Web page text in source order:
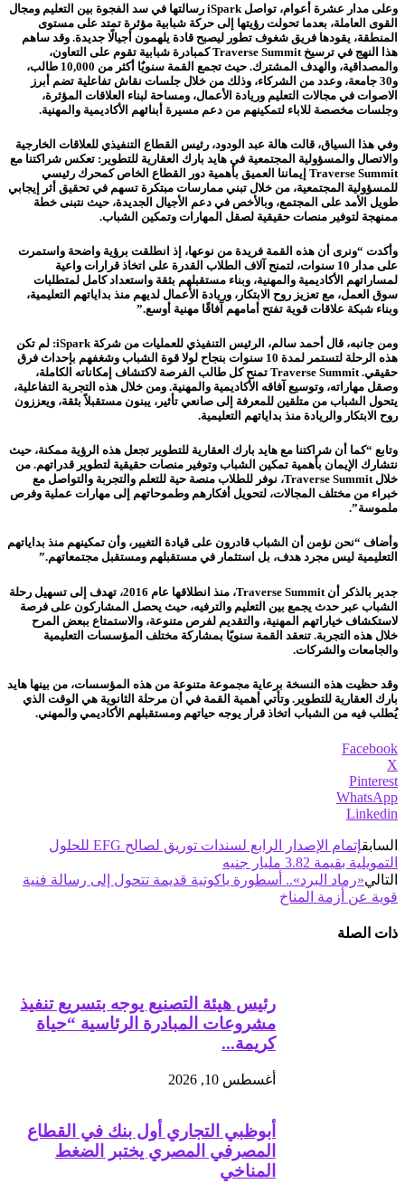
وعلى مدار عشرة أعوام، تواصل iSpark رسالتها في سد الفجوة بين التعليم ومجال
القوى العاملة، بعدما تحولت رؤيتها إلى حركة شبابية مؤثرة تمتد على مستوى
المنطقة، يقودها فريق شغوف تطور ليصبح قادة يلهمون أجيالًا جديدة. وقد ساهم
هذا النهج في ترسيخ Traverse Summit كمبادرة شبابية تقوم على التعاون،
والمصداقية، والهدف المشترك. حيث تجمع القمة سنويٌا أكثر من 10,000 طالب،
و30 جامعة، وعدد من الشركاء، وذلك من خلال جلسات نقاش تفاعلية تضم أبرز
الاصوات في مجالات التعليم وريادة الأعمال، ومساحة لبناء العلاقات المؤثرة،
وجلسات مخصصة للاباء لتمكينهم من دعم مسيرة أبنائهم الأكاديمية والمهنية.
وفي هذا السياق، قالت هالة عبد الودود، رئيس القطاع التنفيذي للعلاقات الخارجية
والاتصال والمسؤولية المجتمعية في هايد بارك العقارية للتطوير: تعكس شراكتنا مع
Traverse Summit إيماننا العميق بأهمية دور القطاع الخاص كمحرك رئيسي
للمسؤولية المجتمعية، من خلال تبني ممارسات مبتكرة تسهم في تحقيق أثر إيجابي
طويل الأمد على المجتمع، وبالأخص في دعم الأجيال الجديدة، حيث نتبنى خطة
ممنهجة لتوفير منصات حقيقية لصقل المهارات وتمكين الشباب.
وأكدت “ونرى أن هذه القمة فريدة من نوعها، إذ انطلقت برؤية واضحة واستمرت
على مدار 10 سنوات، لتمنح آلاف الطلاب القدرة على اتخاذ قرارات واعية
لمساراتهم الأكاديمية والمهنية، وبناء مستقبلهم بثقة واستعداد كامل لمتطلبات
سوق العمل، مع تعزيز روح الابتكار، وريادة الأعمال لديهم منذ بداياتهم التعليمية،
وبناء شبكة علاقات قوية تفتح أمامهم آفاقًا مهنية أوسع.”
ومن جانبه، قال أحمد سالم، الرئيس التنفيذي للعمليات من شركة iSpark: لم تكن
هذه الرحلة لتستمر لمدة 10 سنوات بنجاح لولا قوة الشباب وشغفهم بإحداث فرق
حقيقي. Traverse Summit تمنح كل طالب الفرصة لاكتشاف إمكاناته الكاملة،
وصقل مهاراته، وتوسيع آفاقه الأكاديمية والمهنية. ومن خلال هذه التجربة التفاعلية،
يتحول الشباب من متلقين للمعرفة إلى صانعي تأثير، يبنون مستقبلاً بثقة، ويعززون
روح الابتكار والريادة منذ بداياتهم التعليمية.
وتابع “كما أن شراكتنا مع هايد بارك العقارية للتطوير تجعل هذه الرؤية ممكنة، حيث
نتشارك الإيمان بأهمية تمكين الشباب وتوفير منصات حقيقية لتطوير قدراتهم. من
خلال Traverse Summit، نوفر للطلاب منصة حية للتعلم والتجربة والتواصل مع
خبراء من مختلف المجالات، لتحويل أفكارهم وطموحاتهم إلى مهارات عملية وفرص
ملموسة”.
وأضاف “نحن نؤمن أن الشباب قادرون على قيادة التغيير، وأن تمكينهم منذ بداياتهم
التعليمية ليس مجرد هدف، بل استثمار في مستقبلهم ومستقبل مجتمعاتهم.”
جدير بالذكر أن Traverse Summit، منذ انطلاقها عام 2016، تهدف إلى تسهيل رحلة
الشباب عبر حدث يجمع بين التعليم والترفيه، حيث يحصل المشاركون على فرصة
لاستكشاف خياراتهم المهنية، والتقديم لفرص متنوعة، والاستمتاع ببعض المرح
خلال هذه التجربة. تنعقد القمة سنويًا بمشاركة مختلف المؤسسات التعليمية
والجامعات والشركات.
وقد حظيت هذه النسخة برعاية مجموعة متنوعة من هذه المؤسسات، من بينها هايد
بارك العقارية للتطوير. وتأتي أهمية القمة في أن مرحلة الثانوية هي الوقت الذي
يُطلب فيه من الشباب اتخاذ قرار يوجه حياتهم ومستقبلهم الأكاديمي والمهني.
Facebook
X
Pinterest
WhatsApp
Linkedin
السابق
إتمام الإصدار الرابع لسندات توريق لصالح EFG للحلول
التمويلية بقيمة 3.82 مليار جنيه
التالي«رماد البرد».. أسطورة ياكوتية قديمة تتحول إلى رسالة فنية
قوية عن أزمة المناخ
ذات الصلة
رئيس هيئة التصنيع يوجه بتسريع تنفيذ
مشروعات المبادرة الرئاسية “حياة
كريمة...
أغسطس 10, 2026
أبوظبي التجاري أول بنك في القطاع
المصرفي المصري يختبر الضغط
المناخي